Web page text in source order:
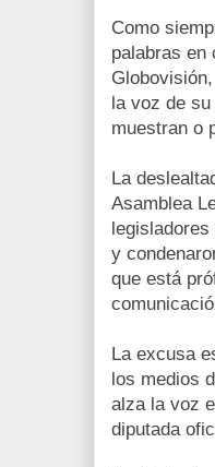
Como
palabras en
la voz de
muestran o
La
Asamblea
y
que está
La excusa
los medios
alza la voz
diputada